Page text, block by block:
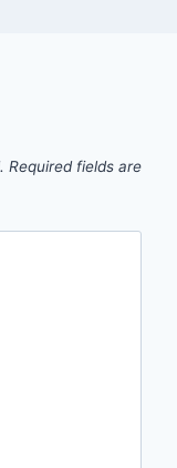
Required fields are